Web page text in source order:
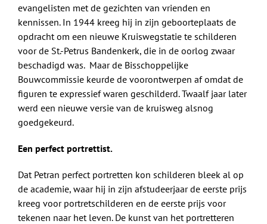
evangelisten met de gezichten van vrienden en
kennissen. In 1944 kreeg hij in zijn geboorteplaats de
opdracht om een nieuwe Kruiswegstatie te schilderen
voor de St.-Petrus Bandenkerk, die in de oorlog zwaar
beschadigd was. Maar de Bisschoppelijke
Bouwcommissie keurde de voorontwerpen af omdat de
figuren te expressief waren geschilderd. Twaalf jaar later
werd een nieuwe versie van de kruisweg alsnog
goedgekeurd.
Een perfect portrettist.
Dat Petran perfect portretten kon schilderen bleek al op
de academie, waar hij in zijn afstudeerjaar de eerste prijs
kreeg voor portretschilderen en de eerste prijs voor
tekenen naar het leven. De kunst van het portretteren